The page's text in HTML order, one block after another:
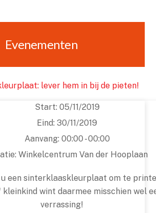
Evenementen
Start: 05/11/2019
Eind: 30/11/2019
Aanvang: 00:00 - 00:00
Winkelcentrum Van der Hooplaan
een sinterklaaskleurplaat om te
kleinkind wint daarmee misschien wel
verrassing!